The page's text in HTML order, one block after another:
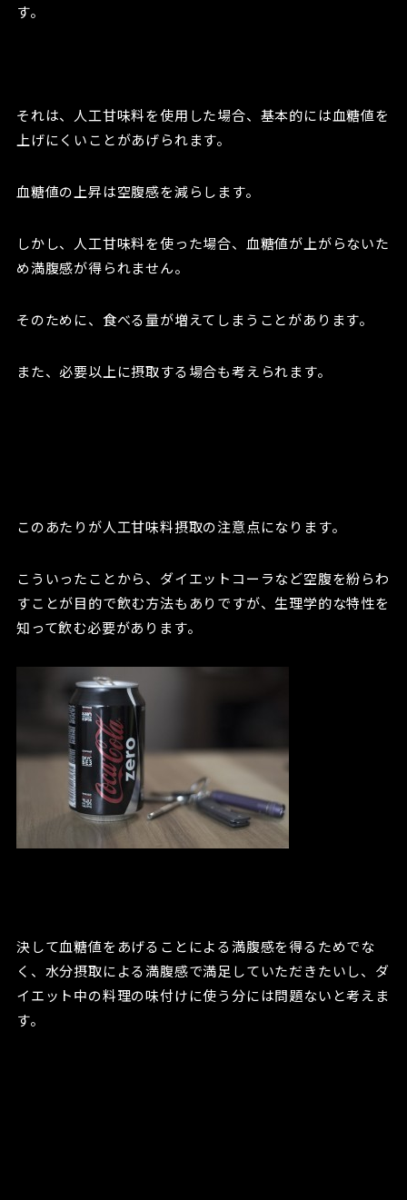
す。
それは、人工甘味料を使用した場合、基本的には血糖値を
上げにくいことがあげられます。
血糖値の上昇は空腹感を減らします。
しかし、人工甘味料を使った場合、血糖値が上がらないた
め満腹感が得られません。
そのために、食べる量が増えてしまうことがあります。
また、必要以上に摂取する場合も考えられます。
このあたりが人工甘味料摂取の注意点になります。
こういったことから、ダイエットコーラなど空腹を紛らわ
すことが目的で飲む方法もありですが、生理学的な特性を
知って飲む必要があります。
決して血糖値をあげることによる満腹感を得るためでな
く、水分摂取による満腹感で満足していただきたいし、ダ
イエット中の料理の味付けに使う分には問題ないと考えま
す。